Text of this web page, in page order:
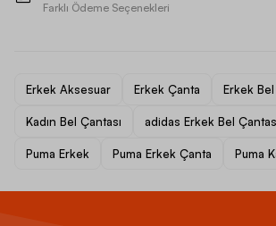
Farklı Ödeme Seçenekleri
Erkek Aksesuar Erkek Çanta Erkek Bel
Kadın Bel Çantası adidas Erkek Bel
Puma Erkek Puma Erkek Çanta Puma